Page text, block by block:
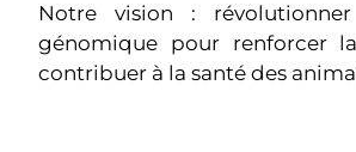
Notre vision :
génomique pour renforcer
contribuer à la santé des